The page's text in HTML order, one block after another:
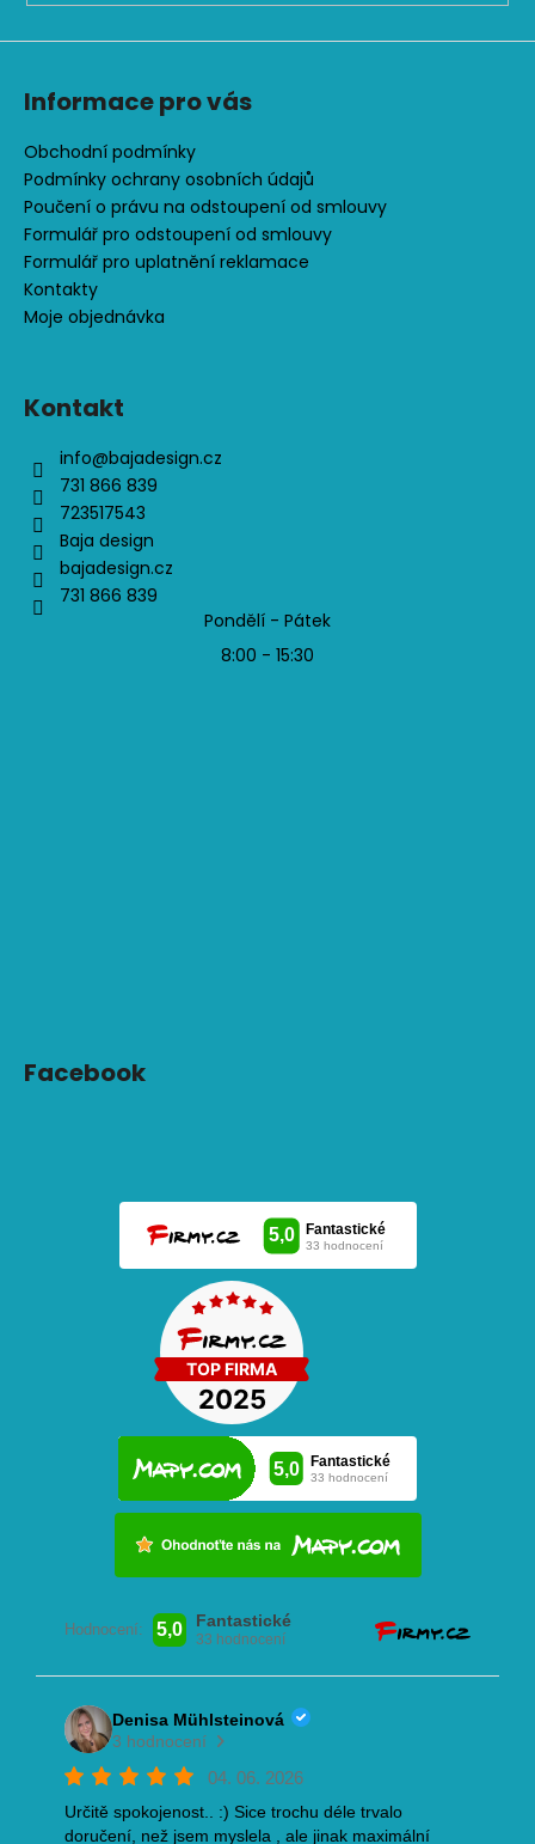
Informace pro vás
Obchodní podmínky
Podmínky ochrany osobních údajů
Poučení o právu na odstoupení od smlouvy
Formulář pro odstoupení od smlouvy
Formulář pro uplatnění reklamace
Kontakty
Moje objednávka
Kontakt
info@bajadesign.cz
731 866 839
723517543
Baja design
bajadesign.cz
731 866 839
Pondělí - Pátek
8:00 - 15:30
Facebook